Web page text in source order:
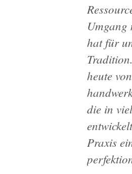
hat für
heute
die in
Praxis